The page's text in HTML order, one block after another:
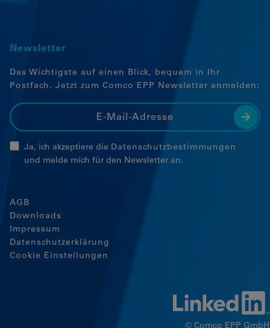
Newsletter
Das Wichtigste auf einen Blick, bequem in Ihr
Postfach. Jetzt zum Comco EPP Newsletter anmelden:
Ja, ich akzeptiere die Datenschutzbestimmungen
und melde mich für den Newsletter an.
AGB
Downloads
Impressum
Datenschutzerklärung
Cookie Einstellungen
© Comco EPP GmbH